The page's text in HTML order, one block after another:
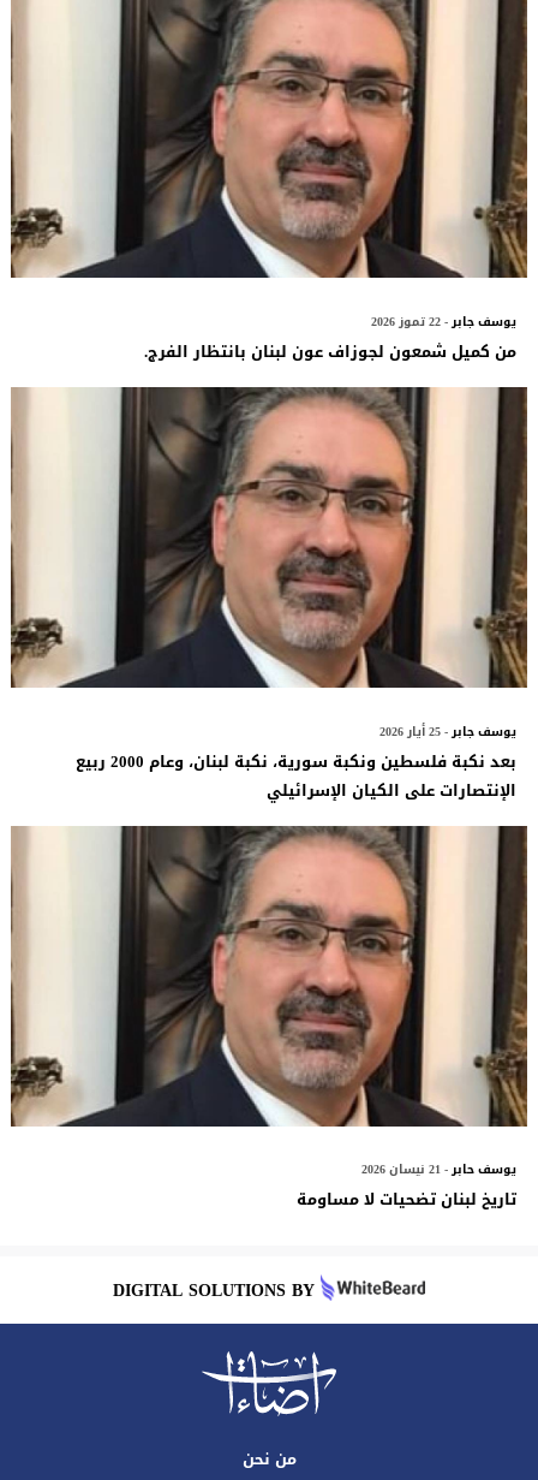
يوسف جابر- 22 تموز 2026
من كميل شمعون لجوزاف عون لبنان بانتظار الفرج.
يوسف جابر- 25 أيار 2026
بعد نكبة فلسطين ونكبة سورية، نكبة لبنان، وعام 2000 ربيع
الإنتصارات على الكيان الإسرائيلي
يوسف حابر- 21 نيسان 2026
تاريخ لبنان تضحيات لا مساومة
DIGITAL SOLUTIONS BY
من نحن